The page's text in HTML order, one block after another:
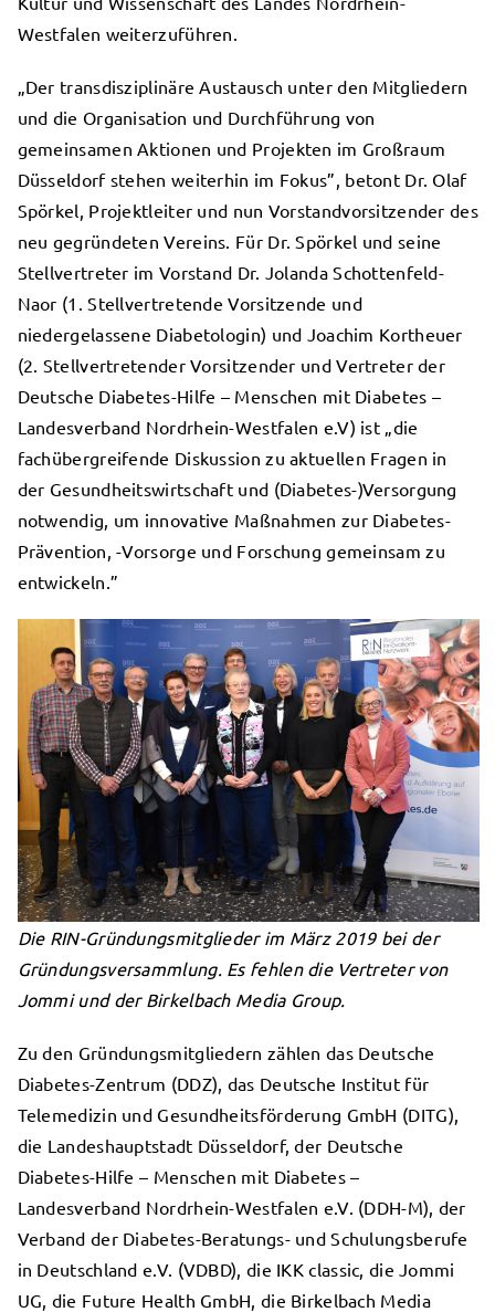
Westfalen weiterzuführen.
„Der transdisziplinäre Austausch unter den Mitgliedern
und die Organisation und Durchführung von
gemeinsamen Aktionen und Projekten im Großraum
Düsseldorf stehen weiterhin im Fokus”, betont Dr. Olaf
Spörkel, Projektleiter und nun Vorstandvorsitzender des
neu gegründeten Vereins. Für Dr. Spörkel und seine
Stellvertreter im Vorstand Dr. Jolanda Schottenfeld-
Naor (1. Stellvertretende Vorsitzende und
niedergelassene Diabetologin) und Joachim Kortheuer
(2. Stellvertretender Vorsitzender und Vertreter der
Deutsche Diabetes-Hilfe – Menschen mit Diabetes –
Landesverband Nordrhein-Westfalen e.V) ist „die
fachübergreifende Diskussion zu aktuellen Fragen in
der Gesundheitswirtschaft und (Diabetes-)Versorgung
notwendig, um innovative Maßnahmen zur Diabetes-
Prävention, -Vorsorge und Forschung gemeinsam zu
entwickeln.”
Die RIN-Gründungsmitglieder im März 2019 bei der
Gründungsversammlung. Es fehlen die Vertreter von
Jommi und der Birkelbach Media Group.
Zu den Gründungsmitgliedern zählen das Deutsche
Diabetes-Zentrum (DDZ), das Deutsche Institut für
Telemedizin und Gesundheitsförderung GmbH (DITG),
die Landeshauptstadt Düsseldorf, der Deutsche
Diabetes-Hilfe – Menschen mit Diabetes –
Landesverband Nordrhein-Westfalen e.V. (DDH-M), der
Verband der Diabetes-Beratungs- und Schulungsberufe
in Deutschland e.V. (VDBD), die IKK classic, die Jommi
UG, die Future Health GmbH, die Birkelbach Media